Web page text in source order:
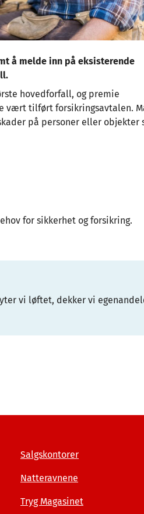
å melde inn på eksisterende
hovedforfall, og premie
vært tilført forsikringsavtalen.
på personer eller objekter
for sikkerhet og forsikring.
vi løftet, dekker vi
Salgskontorer
Natteravnene
Tryg Magasinet